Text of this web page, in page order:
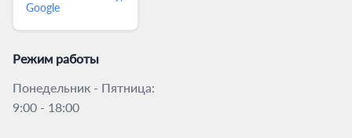
Google
Режим работы
Понедельник - Пятница:
9:00 - 18:00